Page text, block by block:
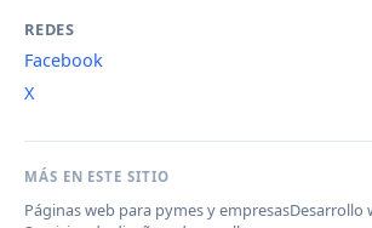
REDES
Facebook
X
MÁS EN ESTE SITIO
Páginas web para pymes y empresasDesarrollo